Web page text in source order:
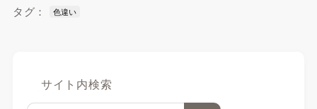
タグ： 色違い
サイト内検索